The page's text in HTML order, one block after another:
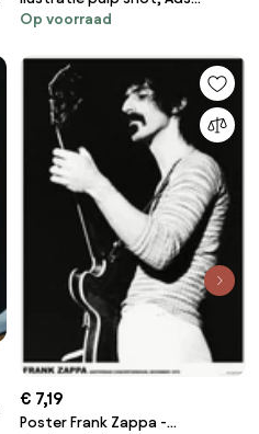
Libitum / David Redon
Op voorraad
€ 7,19
Poster Frank Zappa -